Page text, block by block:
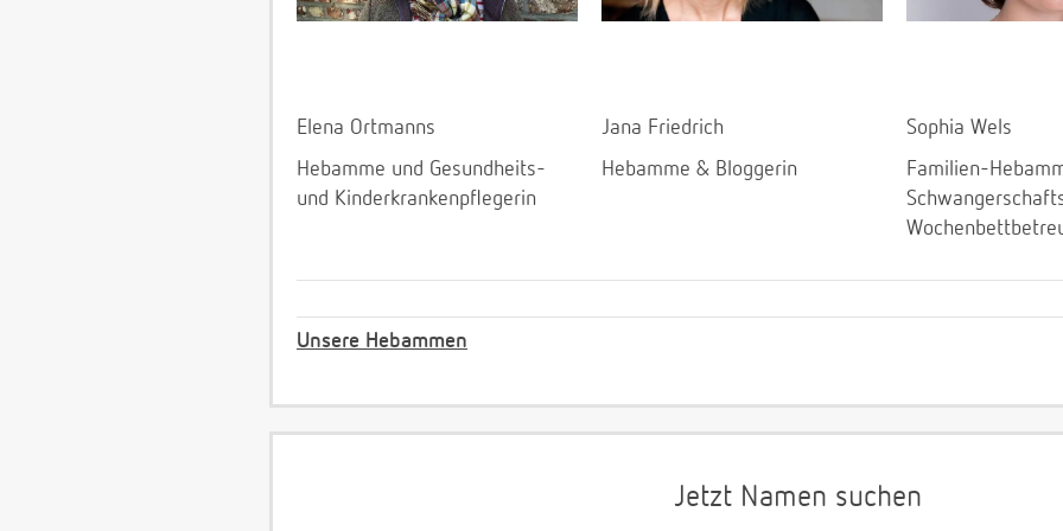
Elena Ortmanns
Hebamme und Gesundheits-
und Kinderkrankenpflegerin
Jana Friedrich
Hebamme & Bloggerin
Sophia Wels
Familien-
Unsere Hebammen
Jetzt Namen suchen